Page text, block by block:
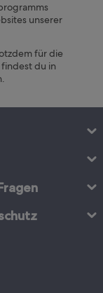
unserer
für die
du in